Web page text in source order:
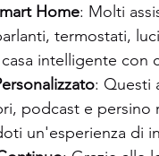
Home: Molti
termostati,
intelligente con
: Questi
podcast e
un'esperienza di